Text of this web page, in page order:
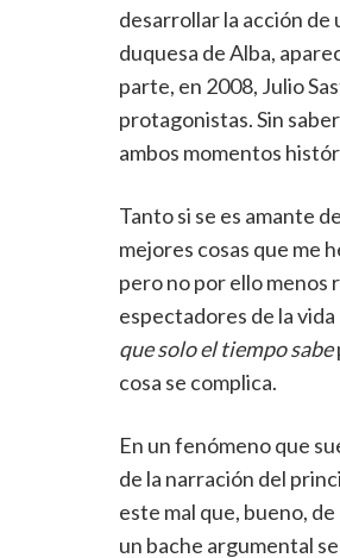
desarrollar la acción de
duquesa de Alba,
parte, en 2008, Julio
protagonistas. Sin
ambos momentos
Tanto si se es amante
mejores cosas que me
pero no por ello menos
espectadores de la vida
que solo el tiempo sabe
cosa se complica.
En un fenómeno que
de la narración del
este mal que, bueno,
un bache argumental